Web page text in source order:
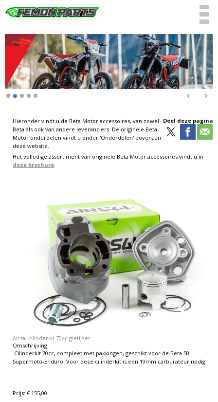
Deel deze pagina
Hieronder vindt u de Beta Motor accessoires, van zowel
Beta als ook van andere leveranciers. De originele Beta
Motor onderdelen vindt u onder 'Onderdelen' bovenaan
deze website.
Het volledige assortiment van originele Beta Motor accessoires vindt u in
deze brochure.
Airsal cilinderkit 70cc gietijzer
Omschrijving
Cilinderkit 70cc, compleet met pakkingen, geschikt voor de Beta 50
Supermoto-Enduro. Voor deze cilinderkit is een 19mm carburateur nodig.
Prijs: € 155,00